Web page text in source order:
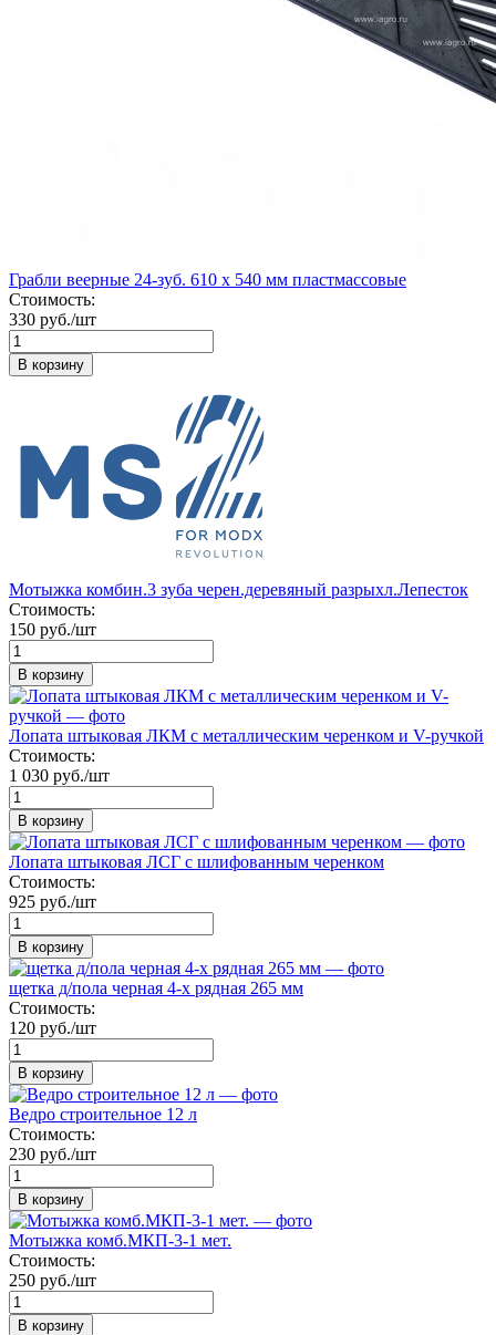
Грабли веерные 24-зуб. 610 х 540 мм пластмассовые
Стоимость:
330 руб./шт
В корзину
Мотыжка комбин.3 зуба черен.деревяный разрыхл.Лепесток
Стоимость:
150 руб./шт
В корзину
Лопата штыковая ЛКМ с металлическим черенком и V-ручкой
Стоимость:
1 030 руб./шт
В корзину
Лопата штыковая ЛСГ с шлифованным черенком
Стоимость:
925 руб./шт
В корзину
щетка д/пола черная 4-х рядная 265 мм
Стоимость:
120 руб./шт
В корзину
Ведро строительное 12 л
Стоимость:
230 руб./шт
В корзину
Мотыжка комб.МКП-3-1 мет.
Стоимость:
250 руб./шт
В корзину